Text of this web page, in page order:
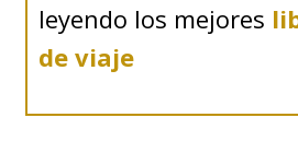
leyendo los mejores
de viaje